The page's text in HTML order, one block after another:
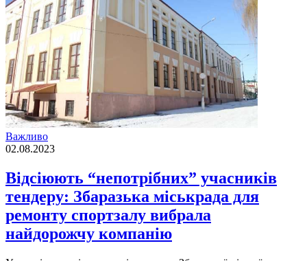
Важливо
02.08.2023
Відсіюють “непотрібних” учасників
тендеру: Збаразька міськрада для
ремонту спортзалу вибрала
найдорожчу компанію